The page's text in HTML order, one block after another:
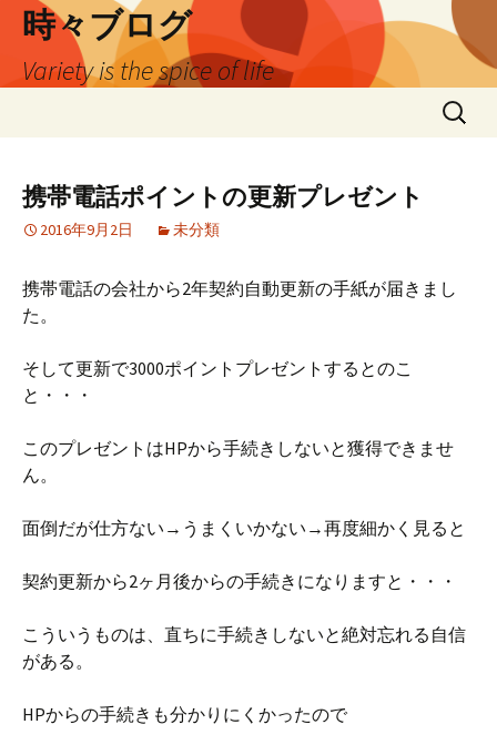
時々ブログ
Variety is the spice of life
検
索:
携帯電話ポイントの更新プレゼント
2016年9月2日 未分類
携帯電話の会社から2年契約自動更新の手紙が届きまし
た。
そして更新で3000ポイントプレゼントするとのこ
と・・・
このプレゼントはHPから手続きしないと獲得できませ
ん。
面倒だが仕方ない→うまくいかない→再度細かく見ると
契約更新から2ヶ月後からの手続きになりますと・・・
こういうものは、直ちに手続きしないと絶対忘れる自信
がある。
HPからの手続きも分かりにくかったので